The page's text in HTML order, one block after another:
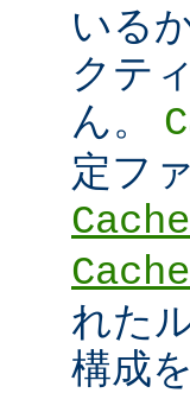
いる
クテ
ん。
定フ
れた
構成